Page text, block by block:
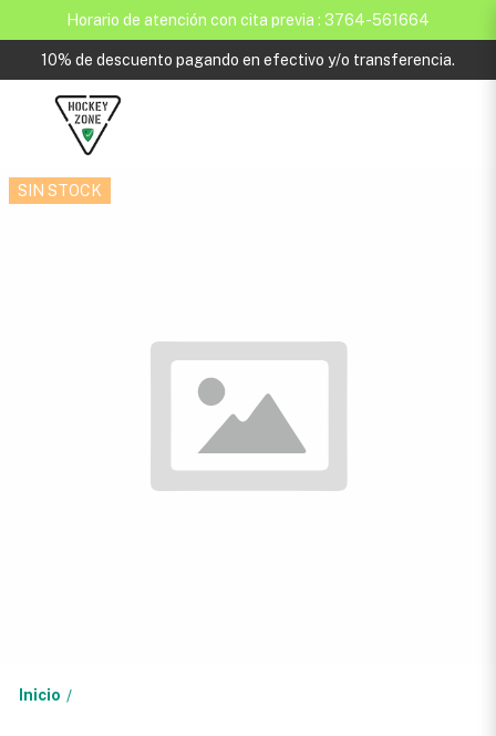
Horario de atención con cita previa : 3764-561664
10% de descuento pagando en efectivo y/o transferencia.
SIN STOCK
Inicio /